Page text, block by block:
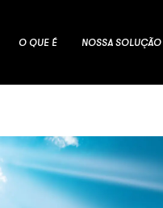
O QUE É NOSSA SOLUÇÃO